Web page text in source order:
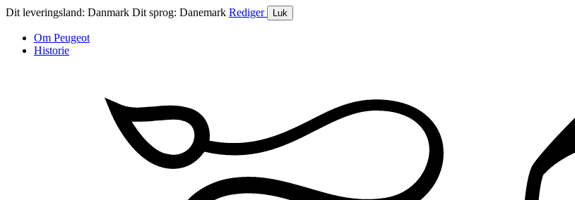
Dit leveringsland: Danmark Dit sprog: Danemark Rediger Luk
Om Peugeot
Historie